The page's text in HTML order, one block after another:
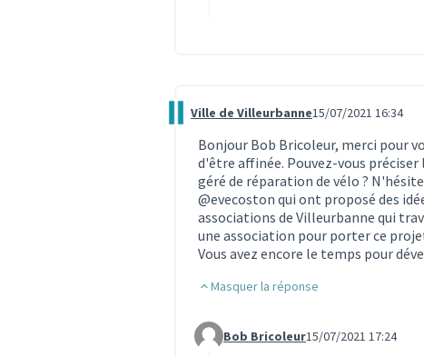
Commentaire 613
Ville de Villeurbanne15/07/2021 16:34
Bonjour Bob Bricoleur, merci pour
d'être affinée. Pouvez-vous
géré de réparation de vélo ?
@evecoston qui ont proposé des
associations de Villeurbanne qui
une association pour porter ce
Vous avez encore le temps pour
Masquer la réponse
Commentaire 619 (réponse au
Bob Bricoleur15/07/2021 17:24